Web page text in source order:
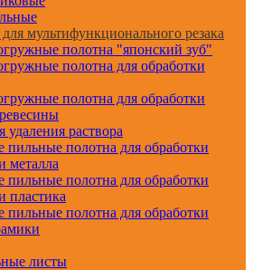
мультифункционального резака
полотна "японский зуб"
полотна для обработки
полотна для обработки
удаления раствора
пильные полотна для обработки
металла
пильные полотна для обработки
пластика
пильные полотна для обработки
листы